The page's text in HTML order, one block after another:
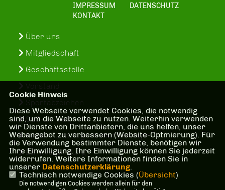
IMPRESSUM
DATENSCHUTZ
KONTAKT
Über uns
Mitgliedschaft
Geschäftsstelle
Vorstand
Sportabzeichen
SuS-In-Treff
Kinder- und Jugenschutzkonzept
Bankverbindung
Cookie Hinweis
Diese Webseite verwendet Cookies, die notwendig
sind, um die Webseite zu nutzen. Weiterhin verwenden
wir Dienste von Drittanbietern, die uns helfen, unser
Webangebot zu verbessern (Website-Optmierung). Für
die Verwendung bestimmter Dienste, benötigen wir
Ihre Einwilligung. Ihre Einwilligung können Sie jederzeit
widerrufen. Weitere Informationen finden Sie in
unserer Datenschutzerklärung.
Technisch notwendige Cookies (Übersicht)
Die notwendigen Cookies werden allein für den